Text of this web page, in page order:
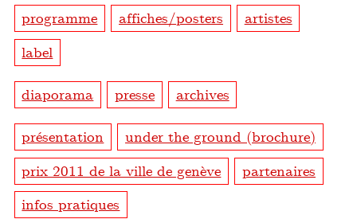
programme affiches/posters
artistes
label
diaporama presse archives
présentation
under the ground (brochure)
prix 2011 de la ville de genève
partenaires
infos pratiques